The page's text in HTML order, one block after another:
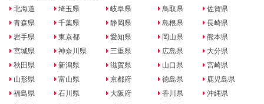
北海道
青森県
岩手県
宮城県
秋田県
山形県
福島県
埼玉県
千葉県
東京都
神奈川県
新潟県
富山県
石川県
岐阜県
静岡県
愛知県
三重県
滋賀県
京都府
大阪府
鳥取県
島根県
岡山県
広島県
山口県
徳島県
香川県
佐賀県
長崎県
熊本県
大分県
宮崎県
鹿児島県
沖縄県